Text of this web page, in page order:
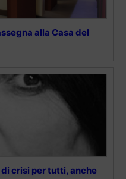
alla Casa del
di crisi per tutti, anche